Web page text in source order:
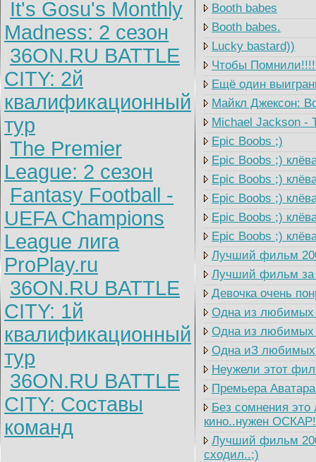
It's Gosu's Monthly
Madness: 2 сезон
36ON.RU BATTLE
CITY: 2й
квалификационный
тур
The Premier
League: 2 cезон
Fantasy Football -
UEFA Champions
League лига
ProPlay.ru
36ON.RU BATTLE
CITY: 1й
квалификационный
тур
36ON.RU BATTLE
CITY: Составы
команд
Booth babes
Booth babes.
Lucky bastard))
Чтобы Помнили!!!!
Ещё один
Майкл Джексон:
Michael Jackson -
Epic Boobs ;)
Epic Boobs ;)
Epic Boobs ;)
Epic Boobs ;)
Epic Boobs ;)
Epic Boobs ;)
Лучший фильм
Лучший фильм за
Девочка очень
Одна из любимых
Одна из любимых
Одна иЗ любимых
Неужели этот
Премьера
Без сомнения
кино..нужен ОСКАР!
Лучший фильм
сходил..;)